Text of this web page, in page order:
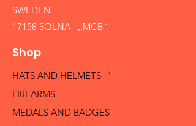
SWEDEN
17158 SOLNA ,,MCB´´
Shop
HATS AND HELMETS '
FIREARMS
MEDALS AND BADGES